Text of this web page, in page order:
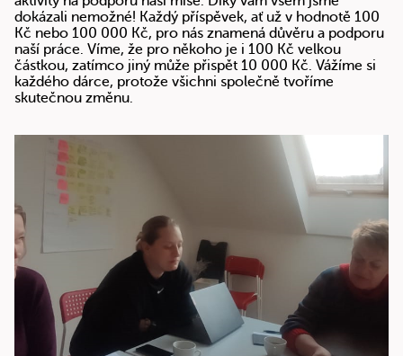
dokázali nemožné! Každý příspěvek, ať už v hodnotě 100
Kč nebo 100 000 Kč, pro nás znamená důvěru a podporu
naší práce. Víme, že pro někoho je i 100 Kč velkou
částkou, zatímco jiný může přispět 10 000 Kč. Vážíme si
každého dárce, protože všichni společně tvoříme
skutečnou změnu.